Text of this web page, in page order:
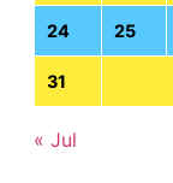
24 25
31
« Jul